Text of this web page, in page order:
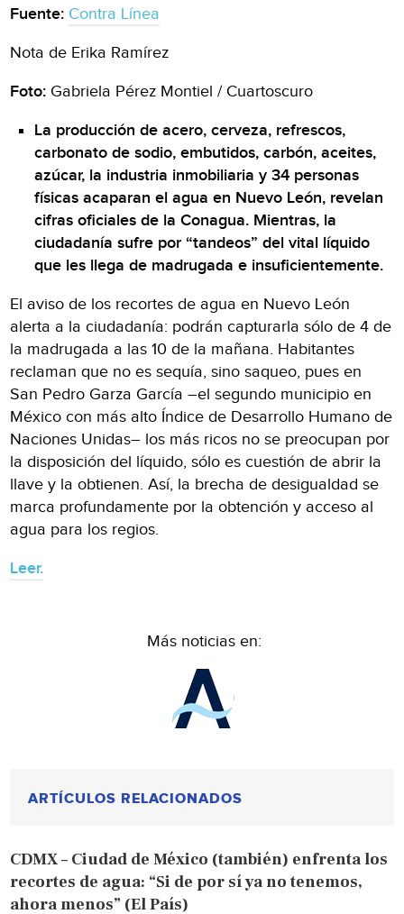
Fuente: Contra Línea
Nota de Erika Ramírez
Foto: Gabriela Pérez Montiel / Cuartoscuro
La producción de acero, cerveza, refrescos,
carbonato de sodio, embutidos, carbón, aceites,
azúcar, la industria inmobiliaria y 34 personas
físicas acaparan el agua en Nuevo León, revelan
cifras oficiales de la Conagua. Mientras, la
ciudadanía sufre por “tandeos” del vital líquido
que les llega de madrugada e insuficientemente.
El aviso de los recortes de agua en Nuevo León
alerta a la ciudadanía: podrán capturarla sólo de 4 de
la madrugada a las 10 de la mañana. Habitantes
reclaman que no es sequía, sino saqueo, pues en
San Pedro Garza García –el segundo municipio en
México con más alto Índice de Desarrollo Humano de
Naciones Unidas– los más ricos no se preocupan por
la disposición del líquido, sólo es cuestión de abrir la
llave y la obtienen. Así, la brecha de desigualdad se
marca profundamente por la obtención y acceso al
agua para los regios.
Leer.
Más noticias en:
ARTÍCULOS RELACIONADOS
CDMX – Ciudad de México (también) enfrenta los
recortes de agua: “Si de por sí ya no tenemos,
ahora menos” (El País)